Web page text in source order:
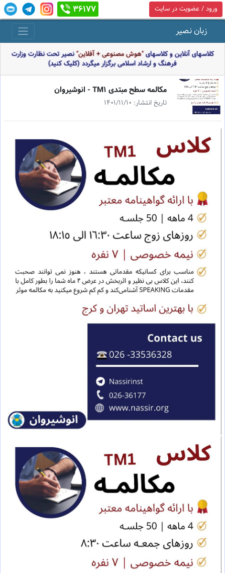
ورود / عضویت در سایت 36177
زبان نصیر
کلاسهای آنلاین و کلاسهای"هوش مصنوعی + آفلاین"نصیر تحت نظارت وزارت
فرهنگ و ارشاد اسلامی برگزار میگردد (کلیک کنید)
مكالمه سطح مبتدى TM1 - انوشيروان
تاریخ انتشار: 1401/11/10